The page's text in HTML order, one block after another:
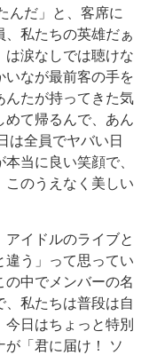
んだ」と、客席に
私たちの英雄だぁ
は涙なしでは聴けな
いなが最前客の手を
んたが持ってきた気
めて帰るんで、あん
は全員でヤバい日
当に良い笑顔で、
このうえなく美しい
イドルのライブと
違う」って思ってい
の中でメンバーの名
私たちは普段は自
日はちょっと特別
「君に届け！ ソ